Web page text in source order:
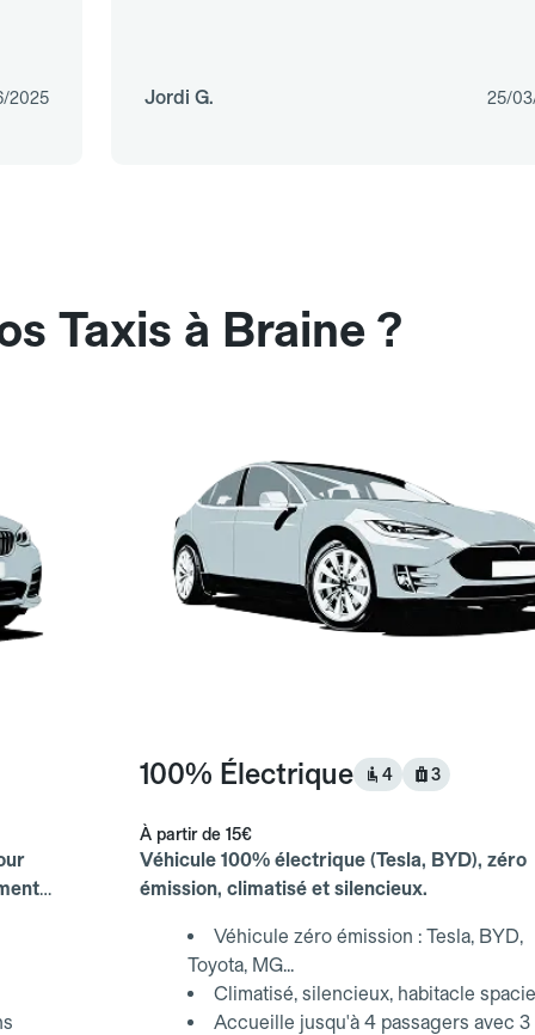
2025 Jordi G. 25/
Taxis à Braine ?
100% Électrique 4 3
À partir de 15€
Véhicule 100% électrique (Tesla, BYD), zéro
émission, climatisé et silencieux.
Véhicule zéro émission : Tesla, BYD,
Toyota, MG...
Climatisé, silencieux, habitacle
Accueille jusqu'à 4 passagers avec 3